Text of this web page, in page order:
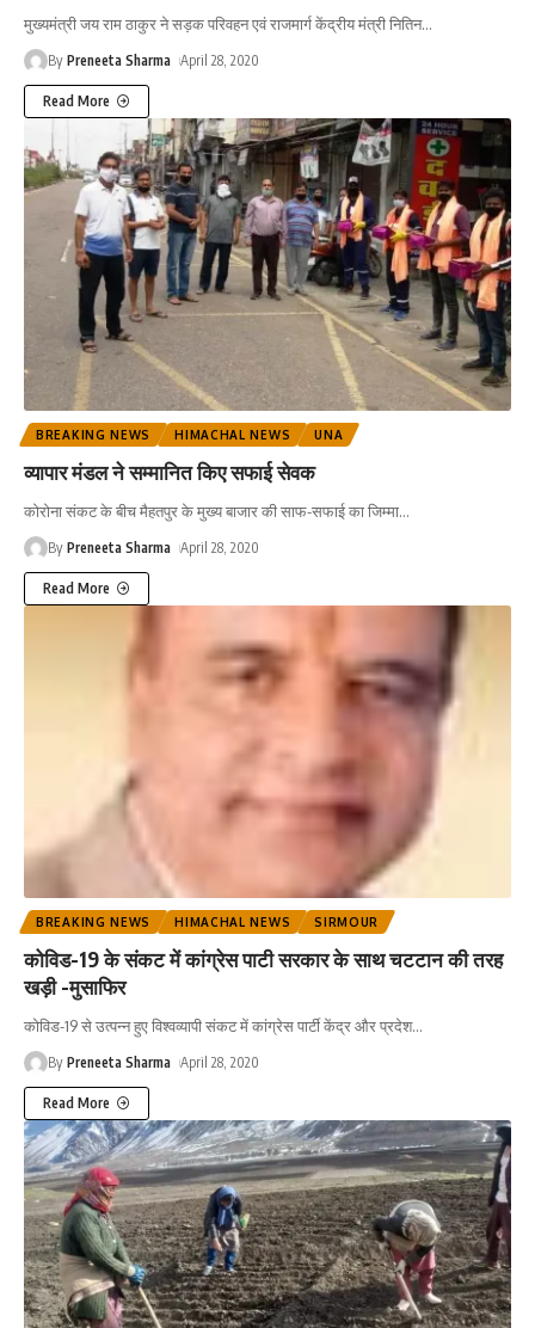
मुख्यमंत्री जय राम ठाकुर ने सड़क परिवहन एवं राजमार्ग केंद्रीय मंत्री नितिन…
By Preneeta Sharma April 28, 2020
Read More
BREAKING NEWS HIMACHAL NEWS UNA
व्यापार मंडल ने सम्मानित किए सफाई सेवक
कोरोना संकट के बीच मैहतपुर के मुख्य बाजार की साफ-सफाई का जिम्मा…
By Preneeta Sharma April 28, 2020
Read More
BREAKING NEWS HIMACHAL NEWS SIRMOUR
कोविड-19 के संकट में कांग्रेस पाटी सरकार के साथ चटटान की तरह
खड़ी -मुसाफिर
कोविड-19 से उत्पन्न हुए विश्वव्यापी संकट में कांग्रेस पार्टी केंद्र और प्रदेश…
By Preneeta Sharma April 28, 2020
Read More